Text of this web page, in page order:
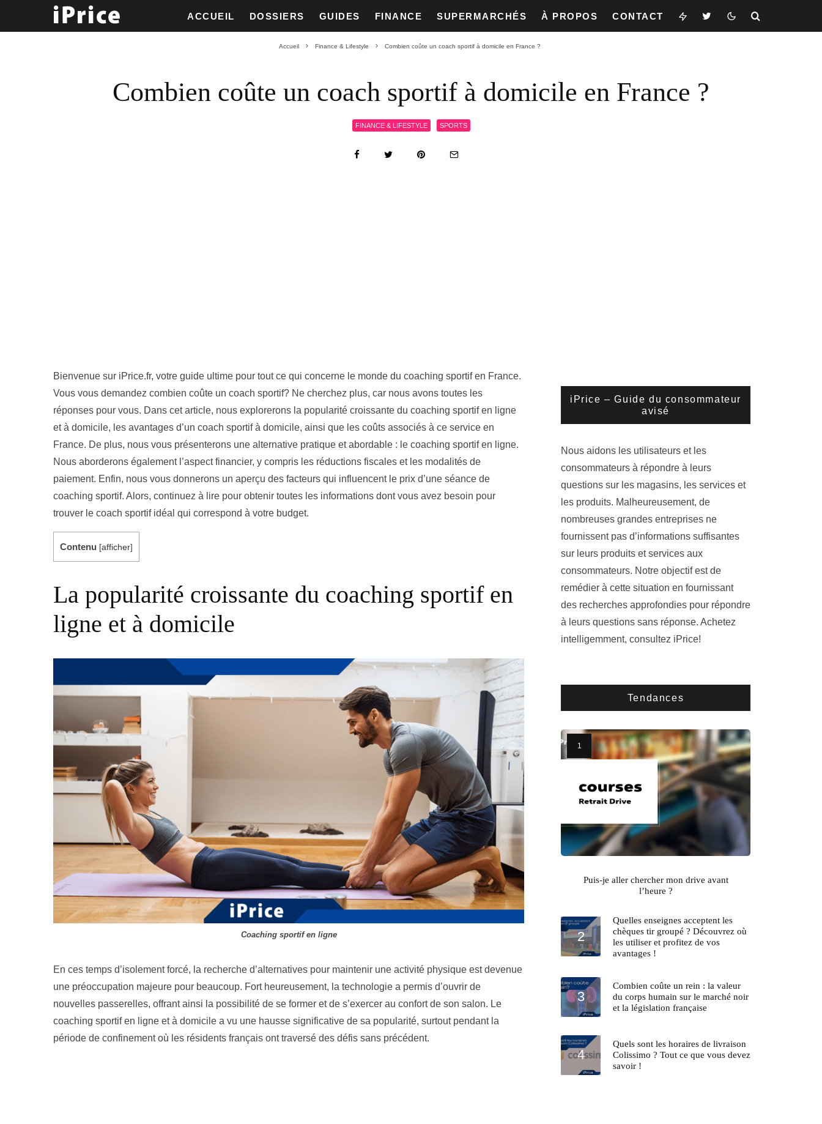
ACCUEIL DOSSIERS GUIDES FINANCE SUPERMARCHÉS À PROPOS CONTACT
Accueil Finance & Lifestyle Combien coûte un coach sportif à domicile en France ?
Combien coûte un coach sportif à domicile en France ?
FINANCE & LIFESTYLE SPORTS
Bienvenue sur iPrice.fr, votre guide ultime pour tout ce qui concerne le monde du coaching sportif en France.
Vous vous demandez combien coûte un coach sportif? Ne cherchez plus, car nous avons toutes les
réponses pour vous. Dans cet article, nous explorerons la popularité croissante du coaching sportif en ligne
et à domicile, les avantages d’un coach sportif à domicile, ainsi que les coûts associés à ce service en
France. De plus, nous vous présenterons une alternative pratique et abordable : le coaching sportif en ligne.
Nous aborderons également l’aspect financier, y compris les réductions fiscales et les modalités de
paiement. Enfin, nous vous donnerons un aperçu des facteurs qui influencent le prix d’une séance de
coaching sportif. Alors, continuez à lire pour obtenir toutes les informations dont vous avez besoin pour
trouver le coach sportif idéal qui correspond à votre budget.
Contenu [afficher]
La popularité croissante du coaching sportif en
ligne et à domicile
Coaching sportif en ligne
En ces temps d’isolement forcé, la recherche d’alternatives pour maintenir une activité physique est devenue
une préoccupation majeure pour beaucoup. Fort heureusement, la technologie a permis d’ouvrir de
nouvelles passerelles, offrant ainsi la possibilité de se former et de s’exercer au confort de son salon. Le
coaching sportif en ligne et à domicile a vu une hausse significative de sa popularité, surtout pendant la
période de confinement où les résidents français ont traversé des défis sans précédent.
iPrice – Guide du consommateur
avisé
Nous aidons les utilisateurs et les
consommateurs à répondre à leurs
questions sur les magasins, les services et
les produits. Malheureusement, de
nombreuses grandes entreprises ne
fournissent pas d’informations suffisantes
sur leurs produits et services aux
consommateurs. Notre objectif est de
remédier à cette situation en fournissant
des recherches approfondies pour répondre
à leurs questions sans réponse. Achetez
intelligemment, consultez iPrice!
Tendances
Puis-je aller chercher mon drive avant
l’heure ?
Quelles enseignes acceptent les
chèques tir groupé ? Découvrez où
les utiliser et profitez de vos
avantages !
Combien coûte un rein : la valeur
du corps humain sur le marché noir
et la législation française
Quels sont les horaires de livraison
Colissimo ? Tout ce que vous devez
savoir !